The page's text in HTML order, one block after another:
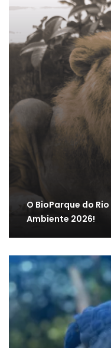
O BioParque do
Ambiente 2026!